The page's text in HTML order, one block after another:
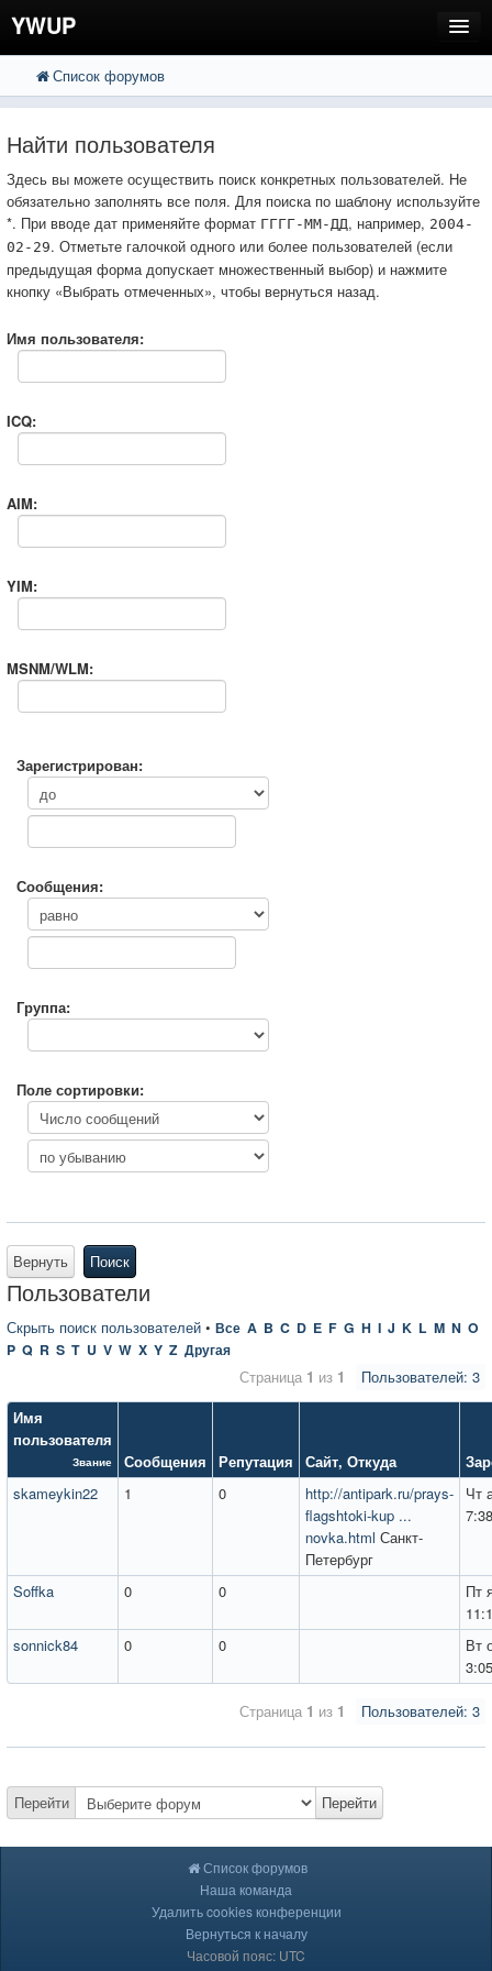
YWUP
FAQ
Вход
Список форумов
Найти пользователя
Здесь вы можете осуществить поиск конкретных пользователей. Не
обязательно заполнять все поля. Для поиска по шаблону используйте
*. При вводе дат применяйте формат ГГГГ-ММ-ДД, например, 2004-
02-29. Отметьте галочкой одного или более пользователей (если
предыдущая форма допускает множественный выбор) и нажмите
кнопку «Выбрать отмеченных», чтобы вернуться назад.
Имя пользователя:
ICQ:
AIM:
YIM:
MSNM/WLM:
Зарегистрирован:
Сообщения:
Группа:
Поле сортировки:
Вернуть Поиск
Пользователи
Скрыть поиск пользователей • Все A B C D E F G H I J K L M N O
P Q R S T U V W X Y Z Другая
Пользователей: 3
Страница 1 из 1
Имя
пользователя
Звание Сообщения Репутация Сайт, Откуда
skameykin22
1 0
http://antipark.ru/prays-
flagshtoki-kup ...
novka.html Санкт-
Петербург
Чт
Soffka 0 0
Пт
sonnick84
0 0
Вт
Пользователей: 3
Страница 1 из 1
Перейти Перейти
Список форумов
Наша команда
Удалить cookies конференции
Вернуться к началу
Часовой пояс: UTC